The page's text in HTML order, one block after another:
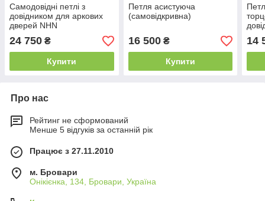
Самодовідні петлі з
довідником для аркових
дверей NHN
24 750 ₴
Купити
Петля асистуюча
(самовідкривна)
16 500₴
Купити
14
Про нас
Рейтинг не сформований
Менше 5 відгуків за останній рік
Працює з 27.11.2010
м. Бровари
Онікієнка, 134, Бровари, Україна